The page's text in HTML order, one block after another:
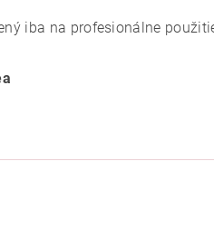
iba na profesionálne